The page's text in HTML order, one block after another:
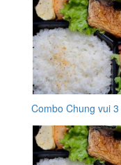
Combo Chung vui 3